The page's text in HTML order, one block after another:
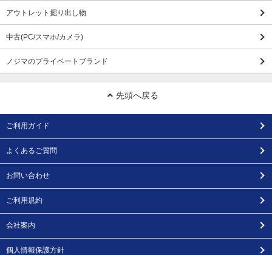
アウトレット掘り出し物
中古(PC/スマホ/カメラ)
ノジマのプライベートブランド
先頭へ戻る
ご利用ガイド
よくあるご質問
お問い合わせ
ご利用規約
会社案内
個人情報保護方針